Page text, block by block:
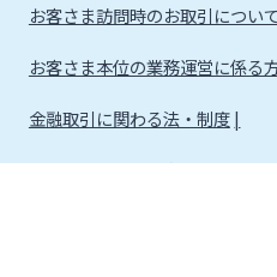
お客さま訪問時のお取引につい
お客さま本位の業務運営に係る
金融取引に関わる法・制度
金融取引に関わる方針